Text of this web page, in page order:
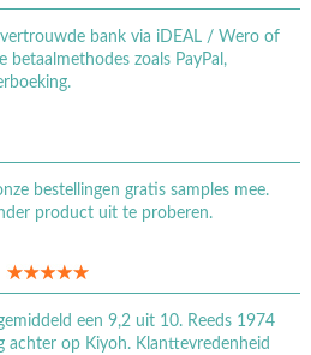
bank via iDEAL / Wero of
betaalmethodes zoals PayPal,
bestellingen gratis samples mee.
product uit te proberen.
een 9,2 uit 10. Reeds 1974
achter op Kiyoh. Klanttevredenheid